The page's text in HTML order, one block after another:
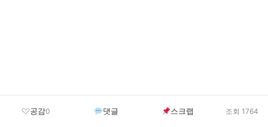
공감0 댓글 스크랩 조회 1764